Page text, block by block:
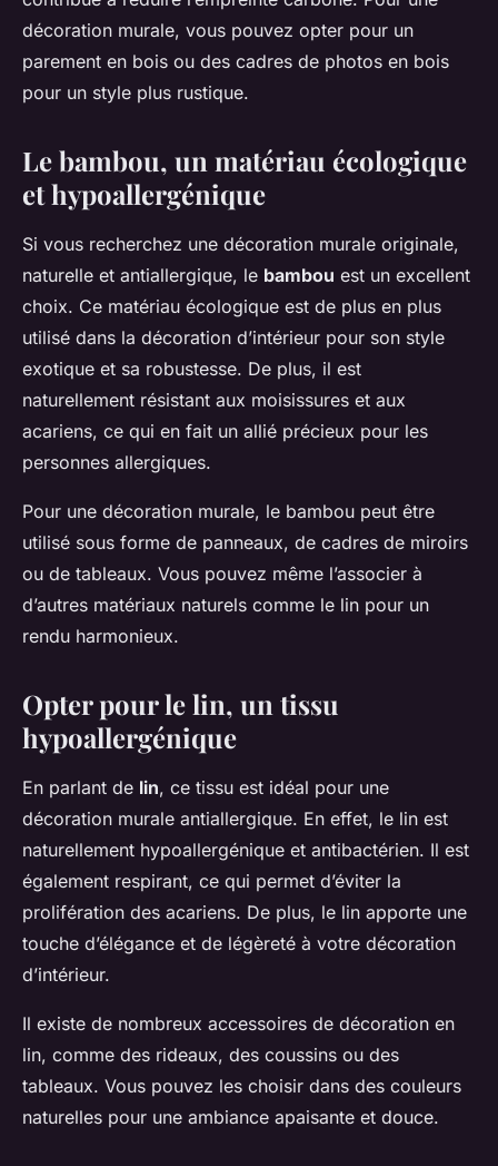
décoration murale, vous pouvez opter pour un
parement en bois ou des cadres de photos en bois
pour un style plus rustique.
Le bambou, un matériau écologique
et hypoallergénique
Si vous recherchez une décoration murale originale,
naturelle et antiallergique, le bambou est un excellent
choix. Ce matériau écologique est de plus en plus
utilisé dans la décoration d’intérieur pour son style
exotique et sa robustesse. De plus, il est
naturellement résistant aux moisissures et aux
acariens, ce qui en fait un allié précieux pour les
personnes allergiques.
Pour une décoration murale, le bambou peut être
utilisé sous forme de panneaux, de cadres de miroirs
ou de tableaux. Vous pouvez même l’associer à
d’autres matériaux naturels comme le lin pour un
rendu harmonieux.
Opter pour le lin, un tissu
hypoallergénique
En parlant de lin, ce tissu est idéal pour une
décoration murale antiallergique. En effet, le lin est
naturellement hypoallergénique et antibactérien. Il est
également respirant, ce qui permet d’éviter la
prolifération des acariens. De plus, le lin apporte une
touche d’élégance et de légèreté à votre décoration
d’intérieur.
Il existe de nombreux accessoires de décoration en
lin, comme des rideaux, des coussins ou des
tableaux. Vous pouvez les choisir dans des couleurs
naturelles pour une ambiance apaisante et douce.